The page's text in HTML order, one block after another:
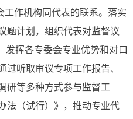
工作机构同代表的联系。落实
题计划，组织代表对监督议
发挥各专委会专业优势和对口
过听取审议专项工作报告、
研等多种方式参与监督工
法（试行）》，推动专业代